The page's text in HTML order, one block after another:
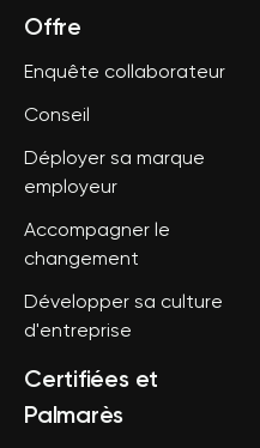
Offre
Enquête collaborateur
Conseil
Déployer sa marque
employeur
Accompagner le
changement
Développer sa culture
d'entreprise
Certifiées et
Palmarès